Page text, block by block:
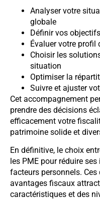
Analyser votre
globale
Définir vos
Évaluer votre profil
Choisir les
situation
Optimiser la
Suivre et ajuster
Cet accompagnement
prendre des décisions
efficacement votre
patrimoine solide et
En définitive, le choix
les PME pour réduire
facteurs personnels.
avantages fiscaux
caractéristiques et des